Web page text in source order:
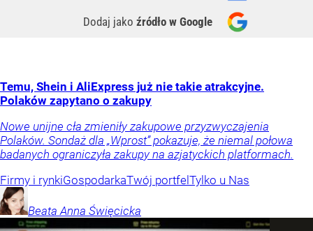
Dodaj jako źródło w Google
Temu, Shein i AliExpress już nie takie atrakcyjne.
Polaków zapytano o zakupy
Nowe unijne cła zmieniły zakupowe przyzwyczajenia
Polaków. Sondaż dla „Wprost” pokazuje, że niemal połowa
badanych ograniczyła zakupy na azjatyckich platformach.
Firmy i rynkiGospodarkaTwój portfelTylko u Nas
Beata Anna Święcicka